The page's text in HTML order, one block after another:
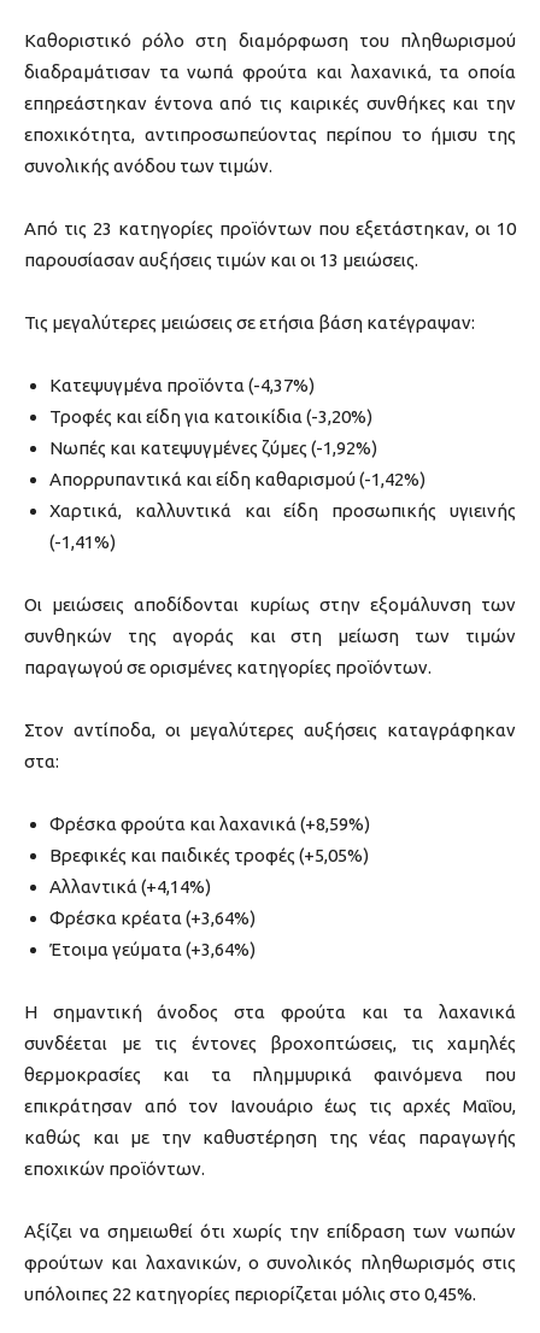
Καθοριστικό ρόλο στη διαμόρφωση του πληθωρισμού
διαδραμάτισαν τα νωπά φρούτα και λαχανικά, τα οποία
επηρεάστηκαν έντονα από τις καιρικές συνθήκες και την
εποχικότητα, αντιπροσωπεύοντας περίπου το ήμισυ της
συνολικής ανόδου των τιμών.
Από τις 23 κατηγορίες προϊόντων που εξετάστηκαν, οι 10
παρουσίασαν αυξήσεις τιμών και οι 13 μειώσεις.
Τις μεγαλύτερες μειώσεις σε ετήσια βάση κατέγραψαν:
Κατεψυγμένα προϊόντα (-4,37%)
Τροφές και είδη για κατοικίδια (-3,20%)
Νωπές και κατεψυγμένες ζύμες (-1,92%)
Απορρυπαντικά και είδη καθαρισμού (-1,42%)
Χαρτικά, καλλυντικά και είδη προσωπικής υγιεινής
(-1,41%)
Οι μειώσεις αποδίδονται κυρίως στην εξομάλυνση των
συνθηκών της αγοράς και στη μείωση των τιμών
παραγωγού σε ορισμένες κατηγορίες προϊόντων.
Στον αντίποδα, οι μεγαλύτερες αυξήσεις καταγράφηκαν
στα:
Φρέσκα φρούτα και λαχανικά (+8,59%)
Βρεφικές και παιδικές τροφές (+5,05%)
Αλλαντικά (+4,14%)
Φρέσκα κρέατα (+3,64%)
Έτοιμα γεύματα (+3,64%)
Η σημαντική άνοδος στα φρούτα και τα λαχανικά
συνδέεται με τις έντονες βροχοπτώσεις, τις χαμηλές
θερμοκρασίες και τα πλημμυρικά φαινόμενα που
επικράτησαν από τον Ιανουάριο έως τις αρχές Μαΐου,
καθώς και με την καθυστέρηση της νέας παραγωγής
εποχικών προϊόντων.
Αξίζει να σημειωθεί ότι χωρίς την επίδραση των νωπών
φρούτων και λαχανικών, ο συνολικός πληθωρισμός στις
υπόλοιπες 22 κατηγορίες περιορίζεται μόλις στο 0,45%.